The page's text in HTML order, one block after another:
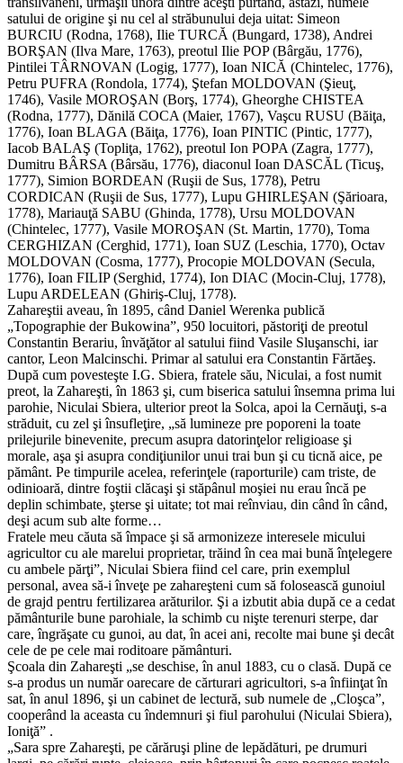
satului de origine şi nu cel al străbunului deja uitat: Simeon
BURCIU (Rodna, 1768), Ilie TURCĂ (Bungard, 1738), Andrei
BORŞAN (Ilva Mare, 1763), preotul Ilie POP (Bârgău, 1776),
Pintilei TÂRNOVAN (Logig, 1777), Ioan NICĂ (Chintelec, 1776),
Petru PUFRA (Rondola, 1774), Ştefan MOLDOVAN (Şieuţ,
1746), Vasile MOROŞAN (Borş, 1774), Gheorghe CHISTEA
(Rodna, 1777), Dănilă COCA (Maier, 1767), Vaşcu RUSU (Băiţa,
1776), Ioan BLAGA (Băiţa, 1776), Ioan PINTIC (Pintic, 1777),
Iacob BALAŞ (Topliţa, 1762), preotul Ion POPA (Zagra, 1777),
Dumitru BÂRSA (Bârsău, 1776), diaconul Ioan DASCĂL (Ticuş,
1777), Simion BORDEAN (Ruşii de Sus, 1778), Petru
CORDICAN (Ruşii de Sus, 1777), Lupu GHIRLEŞAN (Şărioara,
1778), Mariauţă SABU (Ghinda, 1778), Ursu MOLDOVAN
(Chintelec, 1777), Vasile MOROŞAN (St. Martin, 1770), Toma
CERGHIZAN (Cerghid, 1771), Ioan SUZ (Leschia, 1770), Octav
MOLDOVAN (Cosma, 1777), Procopie MOLDOVAN (Secula,
1776), Ioan FILIP (Serghid, 1774), Ion DIAC (Mocin-Cluj, 1778),
Lupu ARDELEAN (Ghiriş-Cluj, 1778).
Zahareştii aveau, în 1895, când Daniel Werenka publică
„Topographie der Bukowina”, 950 locuitori, păstoriţi de preotul
Constantin Berariu, învăţător al satului fiind Vasile Sluşanschi, iar
cantor, Leon Malcinschi. Primar al satului era Constantin Fărtăeş.
După cum povesteşte I.G. Sbiera, fratele său, Niculai, a fost numit
preot, la Zahareşti, în 1863 şi, cum biserica satului însemna prima lui
parohie, Niculai Sbiera, ulterior preot la Solca, apoi la Cernăuţi, s-a
străduit, cu zel şi însufleţire, „să lumineze pre poporeni la toate
prilejurile binevenite, precum asupra datorinţelor religioase şi
morale, aşa şi asupra condiţiunilor unui trai bun şi cu ticnă aice, pe
pământ. Pe timpurile acelea, referinţele (raporturile) cam triste, de
odinioară, dintre foştii clăcaşi şi stăpânul moşiei nu erau încă pe
deplin schimbate, şterse şi uitate; tot mai reînviau, din când în când,
deşi acum sub alte forme…
Fratele meu căuta să împace şi să armonizeze interesele micului
agricultor cu ale marelui proprietar, trăind în cea mai bună înţelegere
cu ambele părţi”, Niculai Sbiera fiind cel care, prin exemplul
personal, avea să-i înveţe pe zahareşteni cum să folosească gunoiul
de grajd pentru fertilizarea arăturilor. Şi a izbutit abia după ce a cedat
pământurile bune parohiale, la schimb cu nişte terenuri sterpe, dar
care, îngrăşate cu gunoi, au dat, în acei ani, recolte mai bune şi decât
cele de pe cele mai roditoare pământuri.
Şcoala din Zahareşti „se deschise, în anul 1883, cu o clasă. După ce
s-a produs un număr oarecare de cărturari agricultori, s-a înfiinţat în
sat, în anul 1896, şi un cabinet de lectură, sub numele de „Cloşca”,
cooperând la aceasta cu îndemnuri şi fiul parohului (Niculai Sbiera),
Ioniţă” .
„Sara spre Zahareşti, pe cărăruşi pline de lepădături, pe drumuri